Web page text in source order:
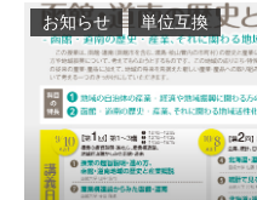
お知らせ 単位互換